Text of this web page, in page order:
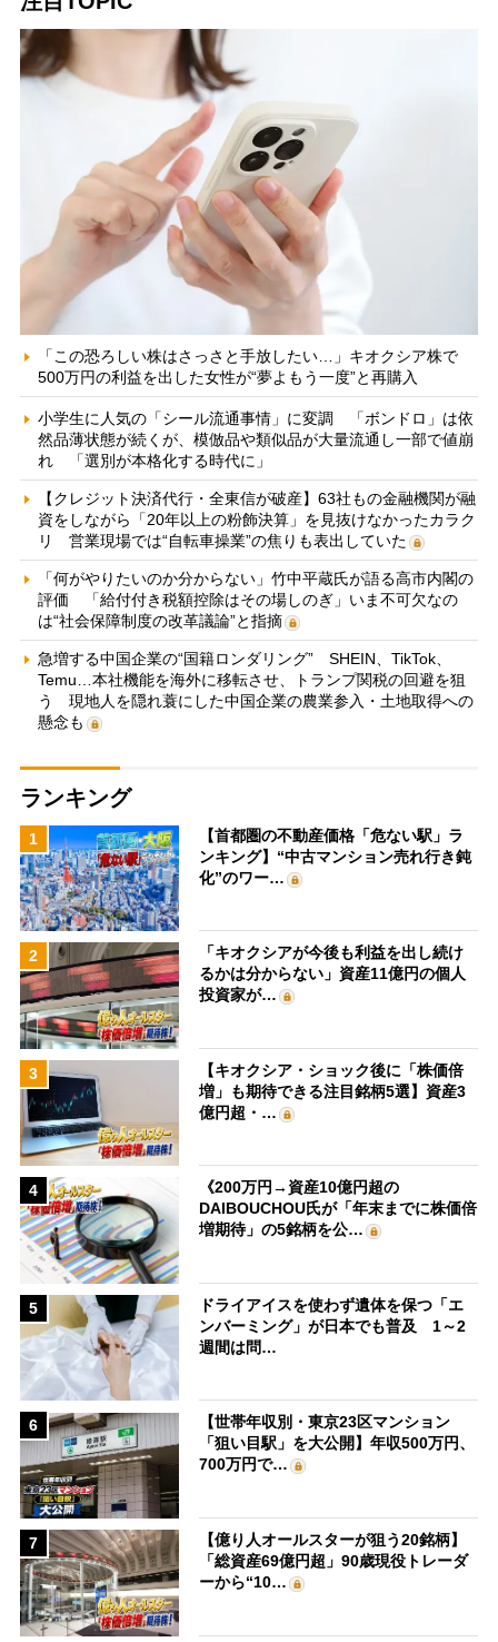
「この恐ろしい株はさっさと手放したい…」キオクシア株で
500万円の利益を出した女性が“夢よもう一度”と再購入
小学生に人気の「シール流通事情」に変調 「ボンドロ」は依
然品薄状態が続くが、模倣品や類似品が大量流通し一部で値崩
れ 「選別が本格化する時代に」
【クレジット決済代行・全東信が破産】63社もの金融機関が融
資をしながら「20年以上の粉飾決算」を見抜けなかったカラク
リ 営業現場では“自転車操業”の焦りも表出していた
「何がやりたいのか分からない」竹中平蔵氏が語る高市内閣の
評価 「給付付き税額控除はその場しのぎ」いま不可欠なの
は“社会保障制度の改革議論”と指摘
急増する中国企業の“国籍ロンダリング” SHEIN、TikTok、
Temu…本社機能を海外に移転させ、トランプ関税の回避を狙
う 現地人を隠れ蓑にした中国企業の農業参入・土地取得への
懸念も
ランキング
1
【首都圏の不動産価格「危ない駅」ラ
ンキング】“中古マンション売れ行き鈍
化”のワー…
2
「キオクシアが今後も利益を出し続け
るかは分からない」資産11億円の個人
投資家が…
3
【キオクシア・ショック後に「株価倍
増」も期待できる注目銘柄5選】資産3
億円超・…
4
《200万円→資産10億円超の
DAIBOUCHOU氏が「年末までに株価倍
増期待」の5銘柄を公…
5
ドライアイスを使わず遺体を保つ「エ
ンバーミング」が日本でも普及 1～2
週間は問…
6
【世帯年収別・東京23区マンション
「狙い目駅」を大公開】年収500万円、
700万円で…
7
【億り人オールスターが狙う20銘柄】
「総資産69億円超」90歳現役トレーダ
ーから“10…